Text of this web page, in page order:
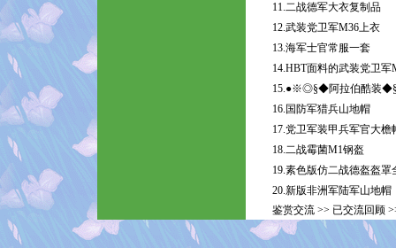
11.二战德军大衣复制品
12.武装党卫军M36上衣
13.海军士官常服一套
14.HBT面料的武装党卫军
15.●※◎§◆阿拉伯酷装
16.国防军猎兵山地帽
17.党卫军装甲兵军官大檐
18.二战霉菌M1钢盔
19.素色版仿二战德盔盔罩
20.新版非洲军陆军山地帽
鉴赏交流 >> 已交流回顾